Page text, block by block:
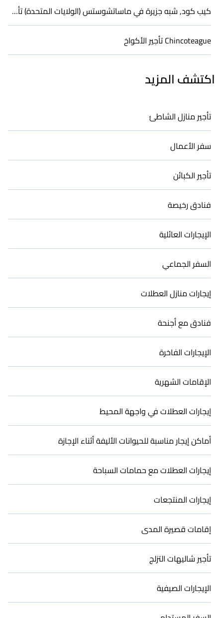
كيب كود, شبه جزيرة في ماساتشوستس (الولايات المتحدة) تأجير الأكواخ
Chincoteague تأجير الأكواخ
اكتشف المزيد
تأجير منازل الشاطئ
سفر الأعمال
تأجير الكبائن
فنادق رخيصة
الإيجارات العائلية
السفر الجماعي
إيجارات منازل العطلات
فنادق مع أجنحة
الإيجارات الفاخرة
الإقامات الشهرية
إيجارات العطلات في واجهة المحيط
أماكن إيجار مناسبة للحيوانات الأليفة أثناء الإجازة
إيجارات العطلات مع حمامات السباحة
إيجارات المنتجعات
إقامات قصيرة المدى
تأجير شاليهات التزلج
الإيجارات الصيفية